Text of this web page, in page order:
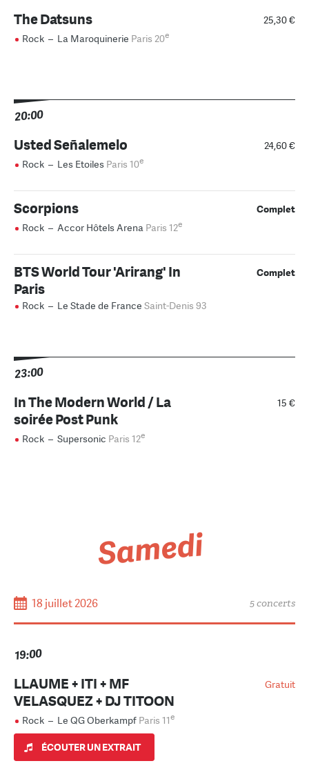
25,30 €
The Datsuns
Rock – La Maroquinerie Paris 20e
20:00
24,60 €
Usted Señalemelo
Rock – Les Etoiles Paris 10e
Complet
Scorpions
Rock – Accor Hôtels Arena Paris 12e
Complet
BTS World Tour 'Arirang' In
Paris
Rock – Le Stade de France Saint-Denis 93
23:00
15 €
In The Modern World / La
soirée Post Punk
Rock – Supersonic Paris 12e
Samedi
18 juillet 2026 5 concerts
19:00
Gratuit
LLAUME + ITI + MF
VELASQUEZ + DJ TITOON
Rock – Le QG Oberkampf Paris 11e
ÉCOUTER UN EXTRAIT